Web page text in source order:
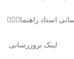
لینک بروزرسانی